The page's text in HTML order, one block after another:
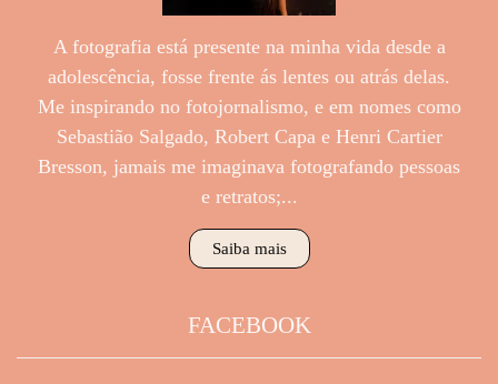
A fotografia está presente na minha vida desde a
adolescência, fosse frente ás lentes ou atrás delas.
Me inspirando no fotojornalismo, e em nomes como
Sebastião Salgado, Robert Capa e Henri Cartier
Bresson, jamais me imaginava fotografando pessoas
e retratos;...
Saiba mais
FACEBOOK